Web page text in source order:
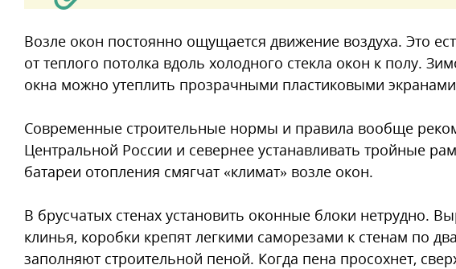
Возле окон постоянно ощущается движение воздуха. Это
от теплого потолка вдоль холодного стекла окон к полу.
окна можно утеплить прозрачными пластиковыми
Современные строительные нормы и правила вообще
Центральной России и севернее устанавливать тройные
батареи отопления смягчат «климат» возле окон.
В брусчатых стенах установить оконные блоки нетрудно.
клинья, коробки крепят легкими саморезами к стенам по
заполняют строительной пеной. Когда пена просохнет,